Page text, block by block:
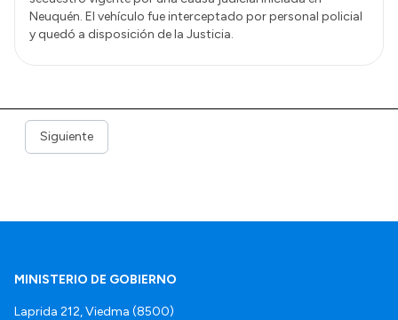
Neuquén. El vehículo fue interceptado por personal policial
y quedó a disposición de la Justicia.
Siguiente
MINISTERIO DE GOBIERNO
Laprida 212, Viedma (8500)